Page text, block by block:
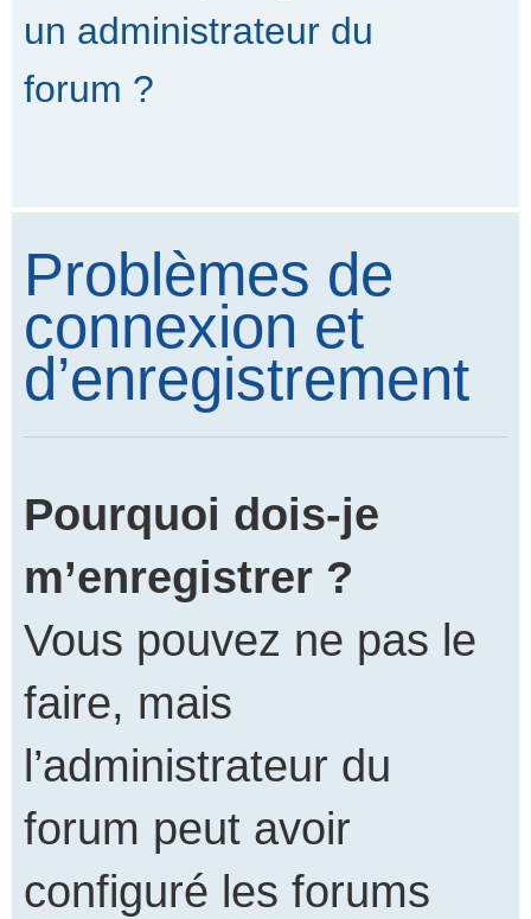
un administrateur du
forum ?
Problèmes de
connexion et
d’enregistrement
Pourquoi dois-je
m’enregistrer ?
Vous pouvez ne pas le
faire, mais
l’administrateur du
forum peut avoir
configuré les forums